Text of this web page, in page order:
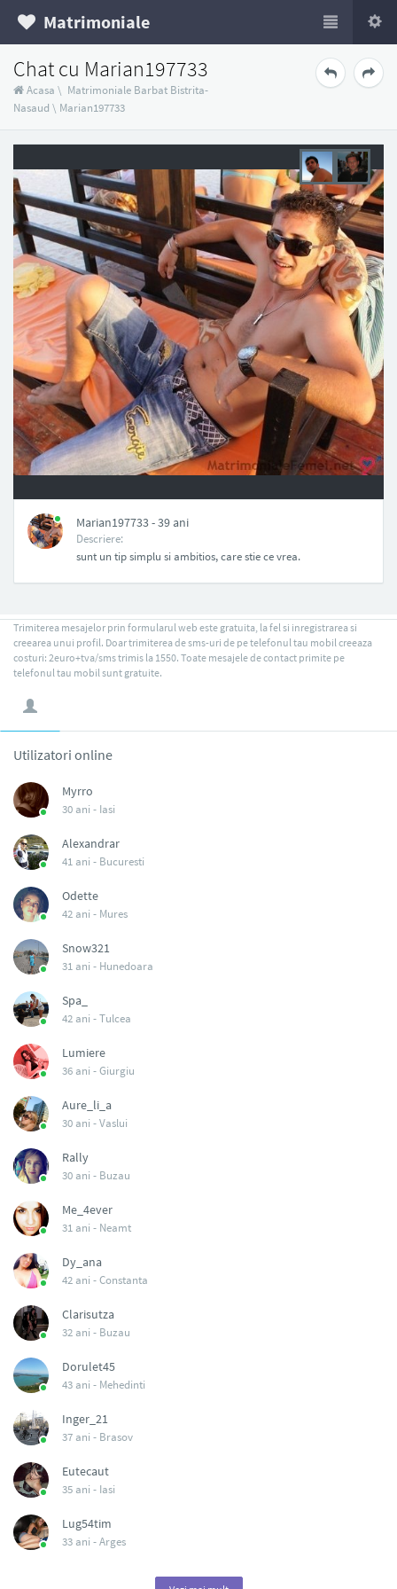
Matrimoniale
Chat cu Marian197733
Acasa \ Matrimoniale Barbat Bistrita-
Nasaud \ Marian197733
NAN
Marian197733 - 39 ani
Descriere:
sunt un tip simplu si ambitios, care stie ce vrea.
Trimiterea mesajelor prin formularul web este gratuita, la fel si inregistrarea si
creearea unui profil. Doar trimiterea de sms-uri de pe telefonul tau mobil creeaza
costuri: 2euro+tva/sms trimis la 1550. Toate mesajele de contact primite pe
telefonul tau mobil sunt gratuite.
Utilizatori online
Myrro
30 ani - Iasi
Alexandrar
41 ani - Bucuresti
Odette
42 ani - Mures
Snow321
31 ani - Hunedoara
Spa_
42 ani -Tulcea
Lumiere
36 ani -Giurgiu
Aure_li_a
30 ani -Vaslui
Rally
30 ani - Buzau
Me_4ever
31 ani - Neamt
Dy_ana
42 ani -Constanta
Clarisutza
32 ani - Buzau
Dorulet45
43 ani - Mehedinti
Inger_21
37 ani - Brasov
Eutecaut
35 ani - Iasi
Lug54tim
33 ani -Arges